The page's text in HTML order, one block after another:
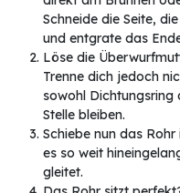
Schneide die Seite,
und entgrate das
Löse die
Trenne dich jedoch
sowohl Dichtungsring
Stelle bleiben.
Schiebe nun das
es so weit
gleitet.